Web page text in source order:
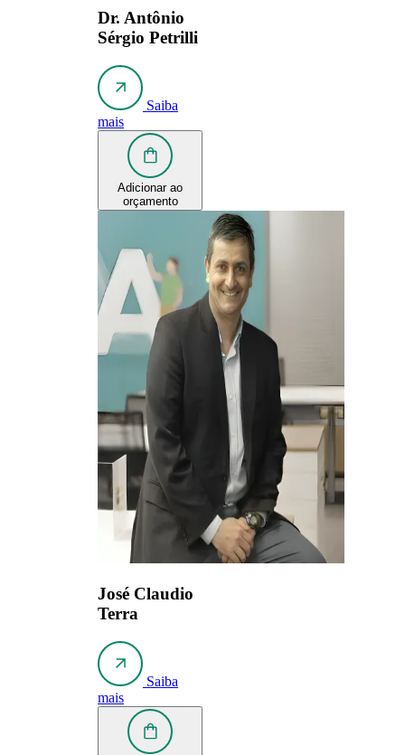
Dr. Antônio
Sérgio Petrilli
Saiba
mais
Adicionar ao
orçamento
José Claudio
Terra
Saiba
mais